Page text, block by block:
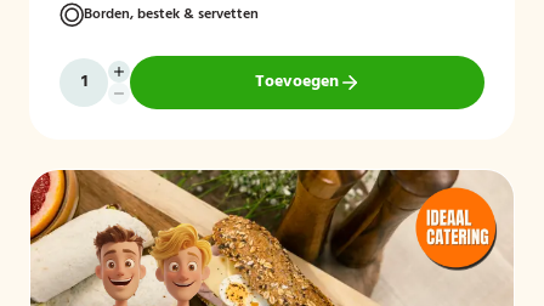
Borden, bestek & servetten
Toevoegen